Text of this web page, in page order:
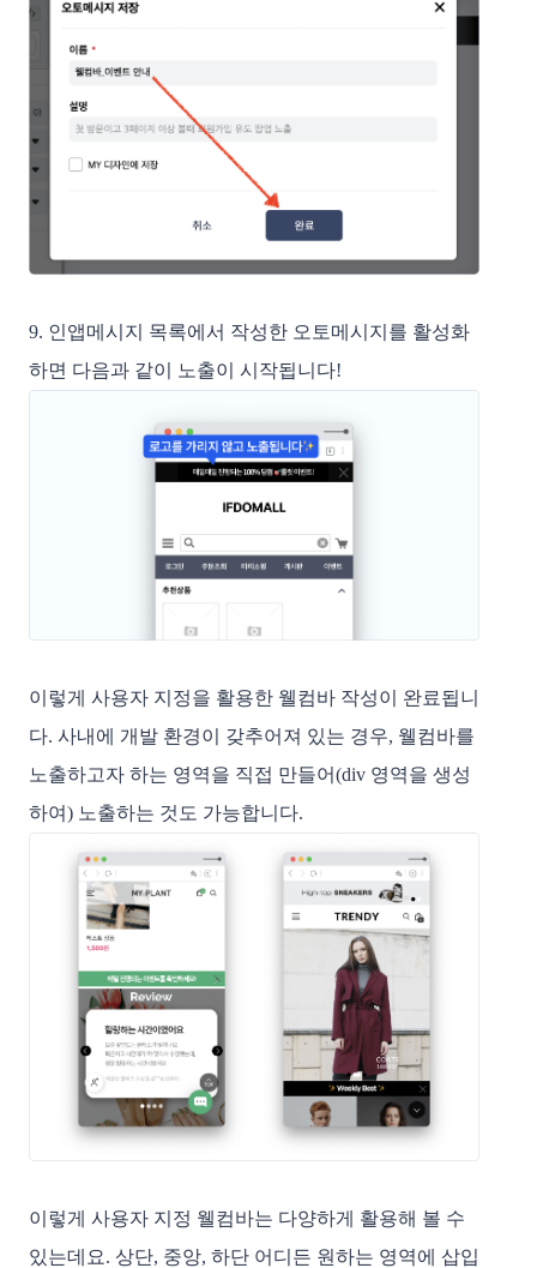
9. 인앱메시지 목록에서 작성한 오토메시지를 활성화
하면 다음과 같이 노출이 시작됩니다!
이렇게 사용자 지정을 활용한 웰컴바 작성이 완료됩니
다. 사내에 개발 환경이 갖추어져 있는 경우, 웰컴바를
노출하고자 하는 영역을 직접 만들어(div 영역을 생성
하여) 노출하는 것도 가능합니다.
이렇게 사용자 지정 웰컴바는 다양하게 활용해 볼 수
있는데요. 상단, 중앙, 하단 어디든 원하는 영역에 삽입